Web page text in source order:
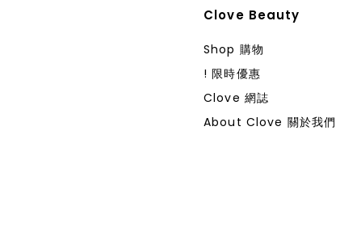
Clove Beauty
Shop 購物
! 限時優惠
Clove 網誌
About Clove 關於我們